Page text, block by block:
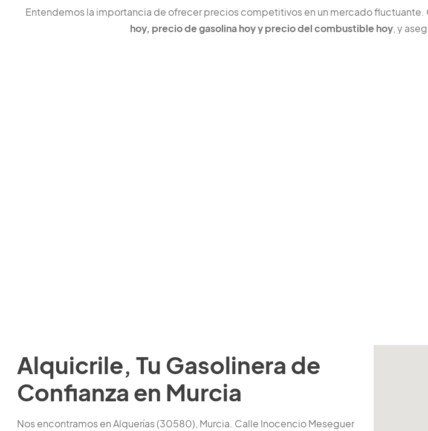
Entendemos la importancia de ofrecer precios competitivos en un mercado fluctuante.
hoy, precio de gasolina hoy y precio del combustible hoy, y
Alquicrile, Tu Gasolinera de
Confianza en Murcia
Nos encontramos en Alquerías (30580), Murcia. Calle Inocencio Meseguer